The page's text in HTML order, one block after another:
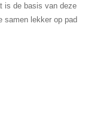
is de basis van deze
samen lekker op pad